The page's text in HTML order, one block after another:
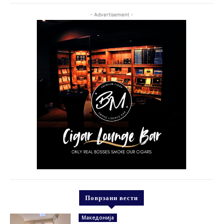
- Advertisement -
Поврзани вести
Македонија